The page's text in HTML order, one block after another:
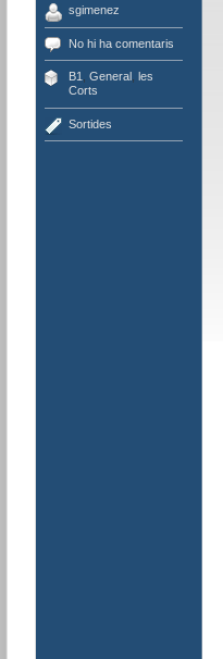
sgimenez
No hi ha comentaris
B1 General
les
Corts
Sortides